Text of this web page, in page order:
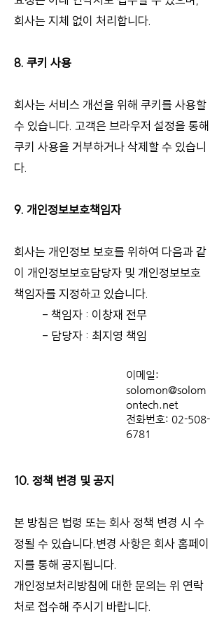
회사는 지체 없이 처리합니다.
8. 쿠키 사용
회사는 서비스 개선을 위해 쿠키를 사용할
수 있습니다. 고객은 브라우저 설정을 통해
쿠키 사용을 거부하거나 삭제할 수 있습니
다.
9. 개인정보보호책임자
회사는 개인정보 보호를 위하여 다음과 같
이 개인정보보호담당자 및 개인정보보호
책임자를 지정하고 있습니다.
- 책임자 : 이창재 전무
- 담당자 : 최지영 책임
이메일:
solomon@solom
ontech.net
전화번호: 02-508-
6781
10. 정책 변경 및 공지
본 방침은 법령 또는 회사 정책 변경 시 수
정될 수 있습니다.변경 사항은 회사 홈페이
지를 통해 공지됩니다.
개인정보처리방침에 대한 문의는 위 연락
처로 접수해 주시기 바랍니다.